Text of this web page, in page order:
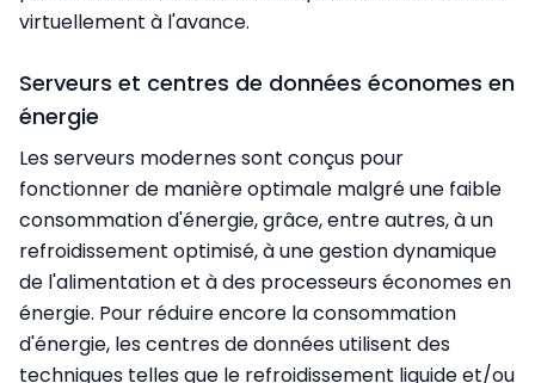
virtuellement à l'avance.
Serveurs et centres de données économes en
énergie
Les serveurs modernes sont conçus pour
fonctionner de manière optimale malgré une faible
consommation d'énergie, grâce, entre autres, à un
refroidissement optimisé, à une gestion dynamique
de l'alimentation et à des processeurs économes en
énergie. Pour réduire encore la consommation
d'énergie, les centres de données utilisent des
techniques telles que le refroidissement liquide et/ou